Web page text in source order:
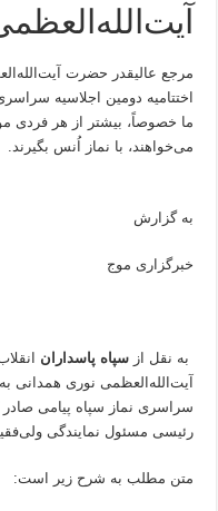
مرجع عالیقدر حضرت
اختتامیه دومین اجلاسیه
ما خصوصاً، بیشتر از هر فردی
می‌خواهند، با نماز اُنس بگیرند.
به گزارش
خبرگزاری موج
به نقل ازسپاه پاسداران
آیت‌الله‌العظمی نوری همدانی
سراسری نماز سپاه پیامی
رئیسی مسئول نمایندگی
متن مطلب به شرح زیر است: